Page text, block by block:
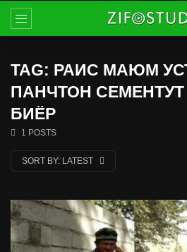
TAG: РАИС МАЮМ
ПАНЧТОН
БИЁР
1 POSTS
SORT BY: LATEST